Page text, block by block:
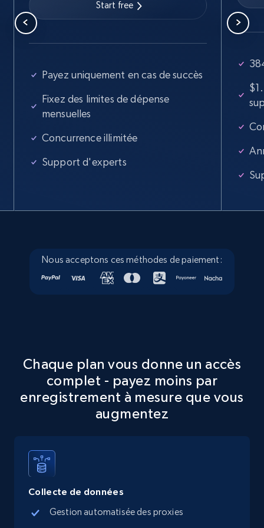
Walmart - products
URL, Final price, Sku, Currency, Gtin,
Specifications, Image urls, Top reviews, and
Walmart - products - Find new products by
using specific category URL
5.6K+ 875+ Essai gratuit
using sku numbers
URL, Final price, Sku, Currency, Gtin,
Specifications, Image urls, Top reviews, and
Start free
Payez uniquement en cas de succès
Fixez des limites de dépense
mensuelles
Concurrence illimitée
Support d'experts
Nous acceptons ces méthodes de paiement:
Chaque plan vous donne un accès
complet - payez moins par
enregistrement à mesure que vous
augmentez
Collecte de données
Gestion automatisée des proxies